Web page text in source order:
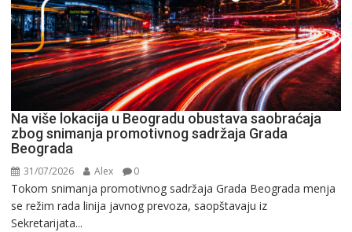
Na više lokacija u Beogradu obustava saobraćaja
zbog snimanja promotivnog sadržaja Grada
Beograda
31/07/2026 Alex 0
Tokom snimanja promotivnog sadržaja Grada Beograda menja
se režim rada linija javnog prevoza, saopštavaju iz
Sekretarijata...